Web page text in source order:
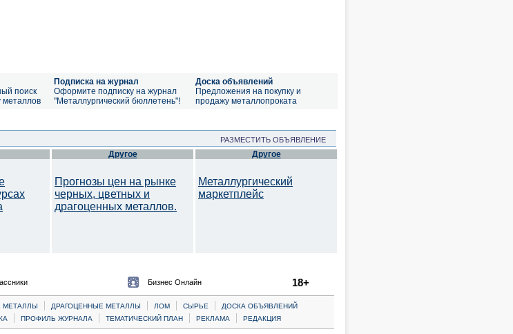
поиск
Подписка на журнал
Оформите подписку на журнал
"Металлургический бюллетень"!
Доска объявлений
Предложения на покупку и
продажу металлопроката
РАЗМЕСТИТЬ ОБЪЯВЛЕНИЕ
Другое
Прогнозы цен на рынке
черных, цветных и
драгоценных металлов.
Другое
Металлургический
маркетплейс
Бизнес Онлайн 18+
МЕТАЛЛЫ | ДРАГОЦЕННЫЕ МЕТАЛЛЫ | ЛОМ | CЫРЬЕ |
ДОСКА ОБЪЯВЛЕНИЙ
| ПРОФИЛЬ ЖУРНАЛА | ТЕМАТИЧЕСКИЙ ПЛАН | РЕКЛАМА | РЕДАКЦИЯ